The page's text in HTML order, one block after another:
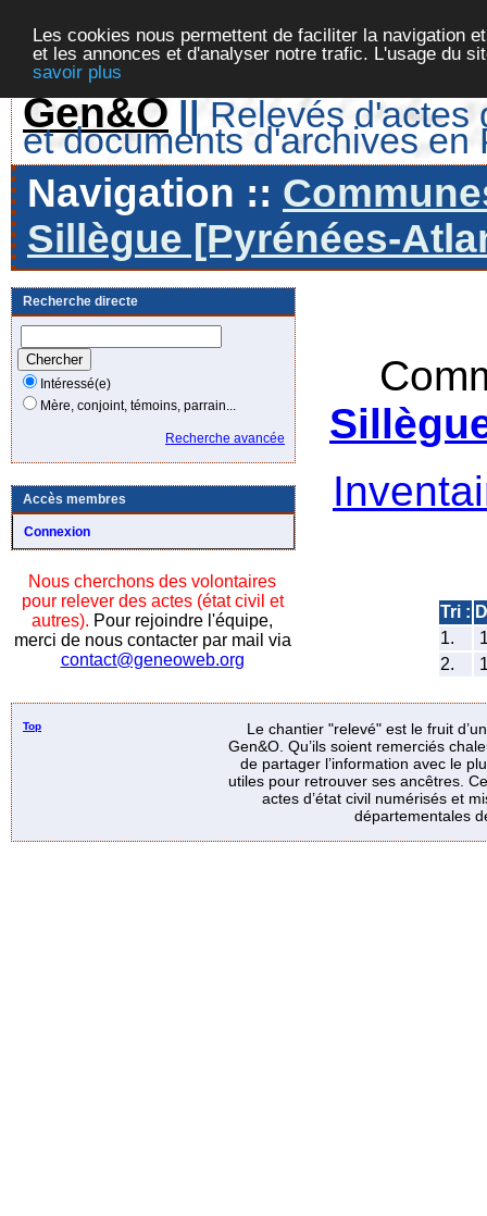
Les cookies nous permettent de faciliter la navigation
et les annonces et d'analyser notre trafic. L'usage du
savoir plus
Gen&O || Relevés d'actes
et documents d'archives en
Navigation ::
Sillègue [Pyrénées-
Recherche directe
Intéressé(e)
Mère, conjoint, témoins, parrain...
Recherche avancée
Accès membres
Connexion
Nous cherchons des volontaires
pour relever des actes (état civil et
autres). Pour rejoindre l'équipe,
merci de nous contacter par mail via
contact@geneoweb.org
Tri :
1.
2.
Top
Le chantier "relevé" est le fruit
Gen&O. Qu’ils soient remerciés
de partager l’information avec le
utiles pour retrouver ses ancêtres.
actes d’état civil numérisés et
départementales